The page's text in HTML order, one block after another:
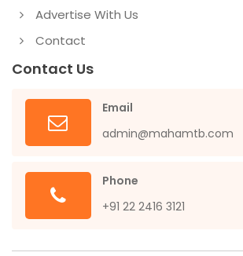
Advertise With Us
Contact
Contact Us
Email
admin@mahamtb.com
Phone
+91 22 2416 3121